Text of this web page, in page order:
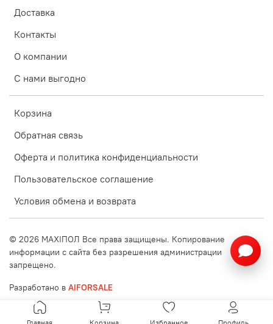
Доставка
Контакты
О компании
С нами выгодно
Корзина
Обратная связь
Оферта и политика конфиденциальности
Пользовательское соглашение
Условия обмена и возврата
© 2026 MAXIПОЛ Все права защищены. Копирование
информации с сайта без разрешения администрации
запрещено.
Разработано в AIFORSALE